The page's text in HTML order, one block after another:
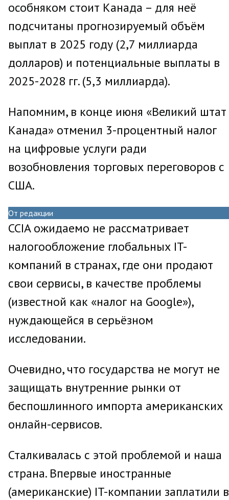
особняком стоит Канада – для неё
подсчитаны прогнозируемый объём
выплат в 2025 году (2,7 миллиарда
долларов) и потенциальные выплаты в
2025-2028 гг. (5,3 миллиарда).
Напомним, в конце июня «Великий штат
Канада» отменил 3-процентный налог
на цифровые услуги ради
возобновления торговых переговоров с
США.
От редакции
CCIA ожидаемо не рассматривает
налогообложение глобальных IT-
компаний в странах, где они продают
свои сервисы, в качестве проблемы
(известной как «налог на Google»),
нуждающейся в серьёзном
исследовании.
Очевидно, что государства не могут не
защищать внутренние рынки от
беспошлинного импорта американских
онлайн-сервисов.
Сталкивалась с этой проблемой и наша
страна. Впервые иностранные
(американские) IT-компании заплатили в